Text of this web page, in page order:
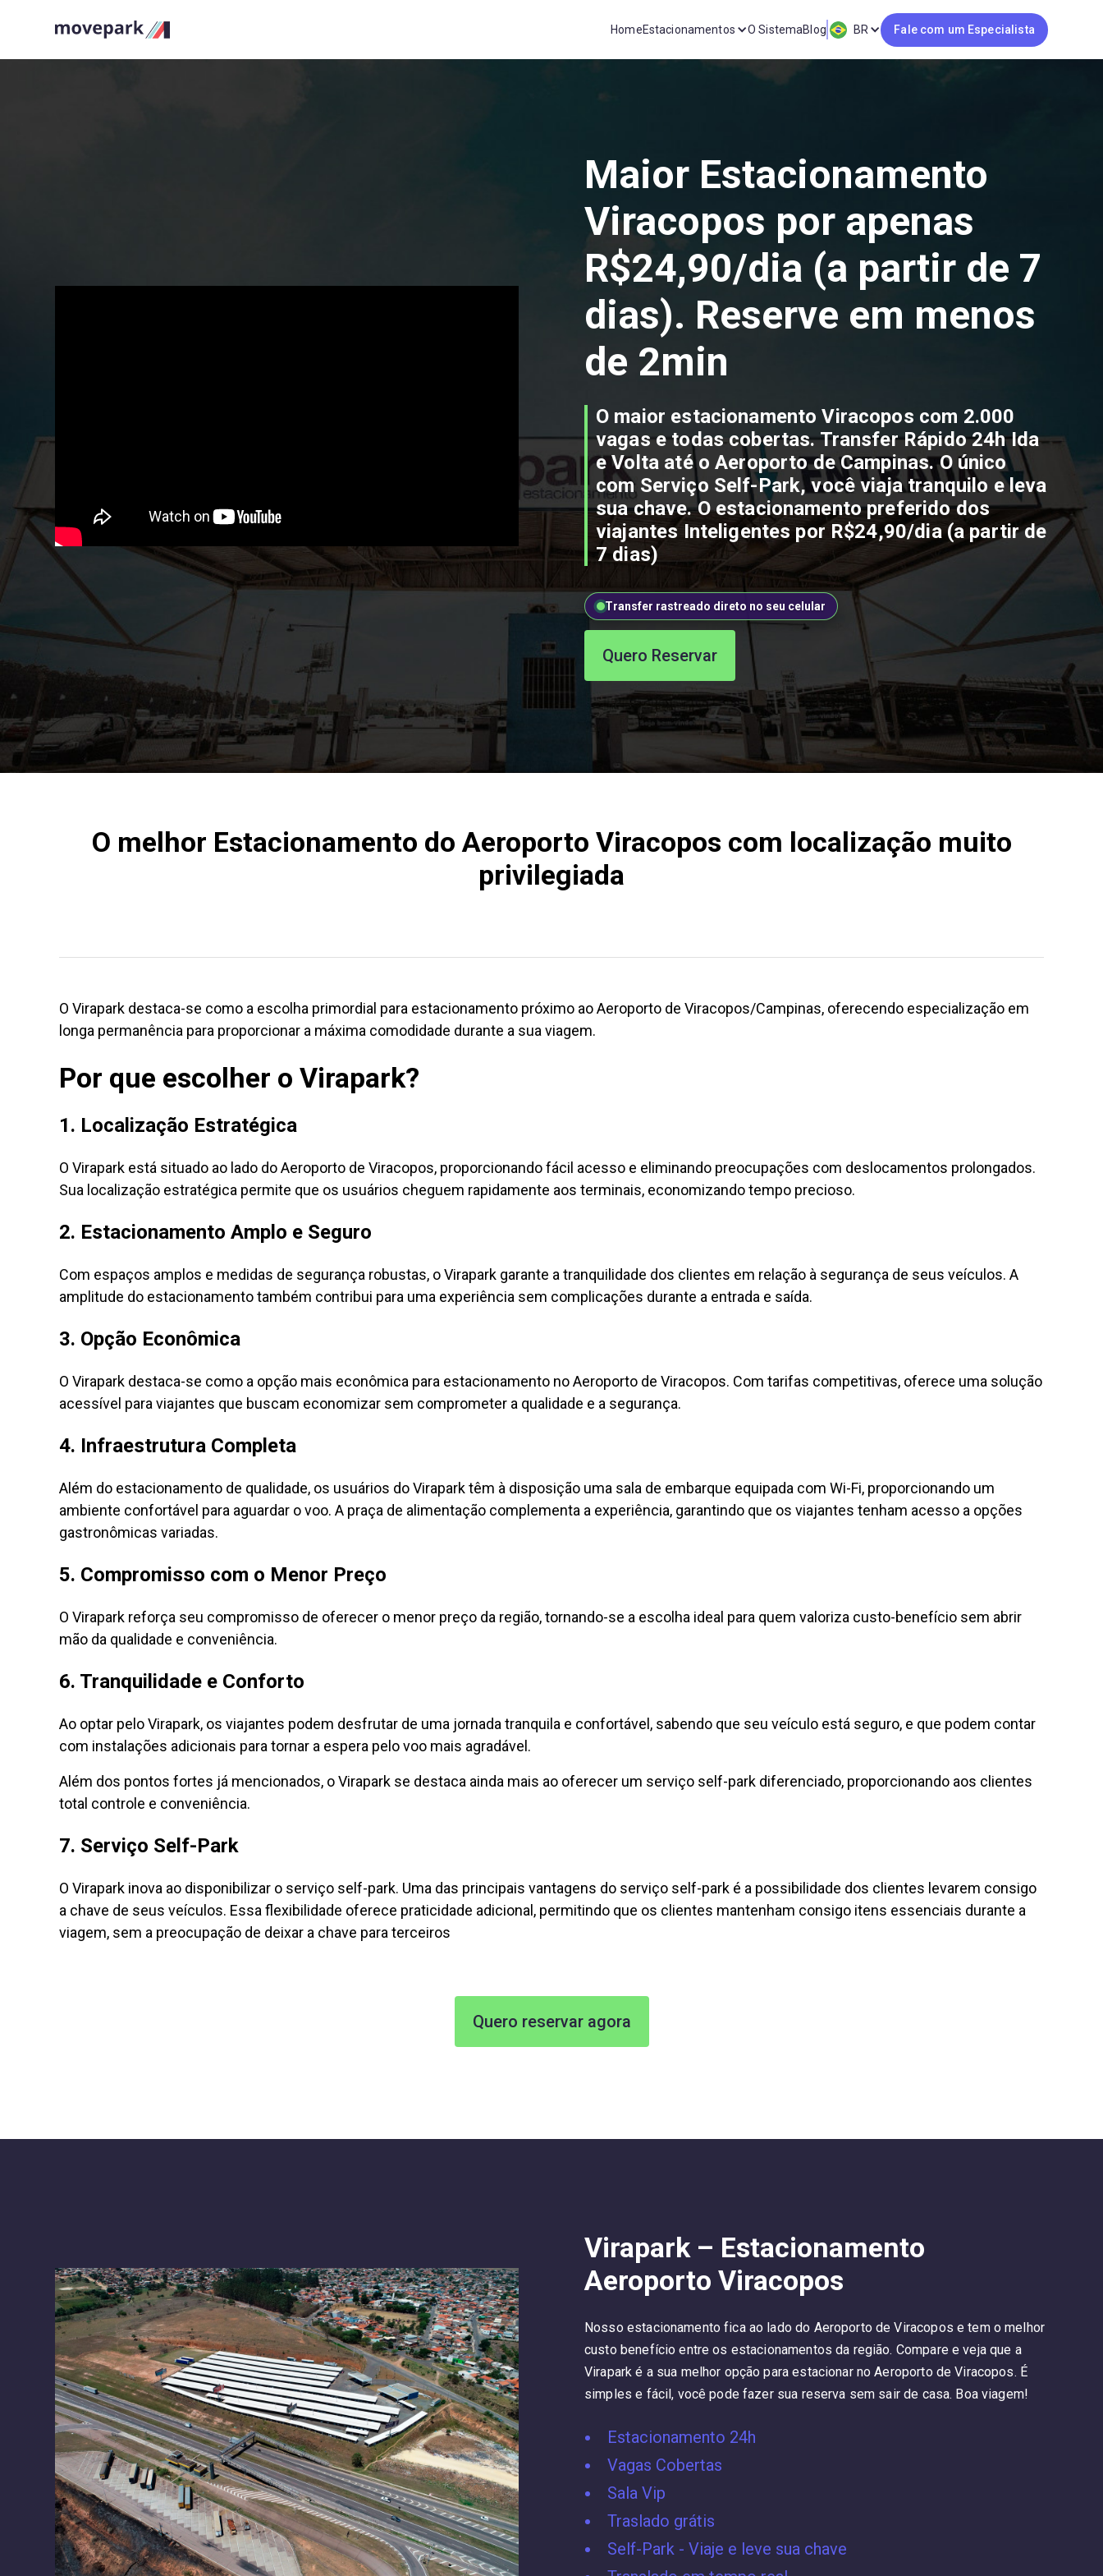
HomeEstacionamentos O SistemaBlog BR Fale com um Especialista
Maior Estacionamento
Viracopos por apenas
R$24,90/dia (a partir de 7
dias). Reserve em menos
de 2min
O maior estacionamento Viracopos com 2.000
vagas e todas cobertas. Transfer Rápido 24h Ida
e Volta até o Aeroporto de Campinas. O único
com Serviço Self-Park, você viaja tranquilo e leva
sua chave. O estacionamento preferido dos
viajantes Inteligentes por R$24,90/dia (a partir de
7 dias)
Transfer rastreado direto no seu celular
Quero Reservar
O melhor Estacionamento do Aeroporto Viracopos com localização muito
privilegiada
O Virapark destaca-se como a escolha primordial para estacionamento próximo ao Aeroporto de Viracopos/Campinas, oferecendo especialização em
longa permanência para proporcionar a máxima comodidade durante a sua viagem.
Por que escolher o Virapark?
1. Localização Estratégica
O Virapark está situado ao lado do Aeroporto de Viracopos, proporcionando fácil acesso e eliminando preocupações com deslocamentos prolongados.
Sua localização estratégica permite que os usuários cheguem rapidamente aos terminais, economizando tempo precioso.
2. Estacionamento Amplo e Seguro
Com espaços amplos e medidas de segurança robustas, o Virapark garante a tranquilidade dos clientes em relação à segurança de seus veículos. A
amplitude do estacionamento também contribui para uma experiência sem complicações durante a entrada e saída.
3. Opção Econômica
O Virapark destaca-se como a opção mais econômica para estacionamento no Aeroporto de Viracopos. Com tarifas competitivas, oferece uma solução
acessível para viajantes que buscam economizar sem comprometer a qualidade e a segurança.
4. Infraestrutura Completa
Além do estacionamento de qualidade, os usuários do Virapark têm à disposição uma sala de embarque equipada com Wi-Fi, proporcionando um
ambiente confortável para aguardar o voo. A praça de alimentação complementa a experiência, garantindo que os viajantes tenham acesso a opções
gastronômicas variadas.
5. Compromisso com o Menor Preço
O Virapark reforça seu compromisso de oferecer o menor preço da região, tornando-se a escolha ideal para quem valoriza custo-benefício sem abrir
mão da qualidade e conveniência.
6. Tranquilidade e Conforto
Ao optar pelo Virapark, os viajantes podem desfrutar de uma jornada tranquila e confortável, sabendo que seu veículo está seguro, e que podem contar
com instalações adicionais para tornar a espera pelo voo mais agradável.
Além dos pontos fortes já mencionados, o Virapark se destaca ainda mais ao oferecer um serviço self-park diferenciado, proporcionando aos clientes
total controle e conveniência.
7. Serviço Self-Park
O Virapark inova ao disponibilizar o serviço self-park. Uma das principais vantagens do serviço self-park é a possibilidade dos clientes levarem consigo
a chave de seus veículos. Essa flexibilidade oferece praticidade adicional, permitindo que os clientes mantenham consigo itens essenciais durante a
viagem, sem a preocupação de deixar a chave para terceiros
Quero reservar agora
Virapark – Estacionamento
Aeroporto Viracopos
Nosso estacionamento fica ao lado do Aeroporto de Viracopos e tem o melhor
custo benefício entre os estacionamentos da região. Compare e veja que a
Virapark é a sua melhor opção para estacionar no Aeroporto de Viracopos. É
simples e fácil, você pode fazer sua reserva sem sair de casa. Boa viagem!
Estacionamento 24h
Vagas Cobertas
Sala Vip
Traslado grátis
Self-Park - Viaje e leve sua chave